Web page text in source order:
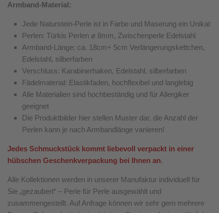
Armband-Material:
Jede Naturstein-Perle ist in Farbe und Maserung ein Unikat
Perlen: Türkis Perlen ø 8mm, Zwischenperle Edelstahl
Armband-Länge: ca. 18cm+ 5cm Verlängerungskettchen,
Edelstahl, silberfarben
Verschluss: Karabinerhaken, Edelstahl, silberfarben
Fädelmaterial: Elastikfaden, hochflexibel und langlebig
Alle Materialien sind hochbeständig und für Allergiker
geeignet
Die Produktbilder hier stellen Muster dar, die Anzahl der
Perlen kann je nach Armbandlänge variieren!
Jedes Schmuckstück kommt liebevoll verpackt in einer
hübschen Geschenkverpackung bei Ihnen an.
Alle Kollektionen werden in unserer Manufaktur individuell für
Sie „gezaubert“ – Perle für Perle ausgewählt und
zusammengestellt. Auf Anfrage können wir sehr gern mehrere